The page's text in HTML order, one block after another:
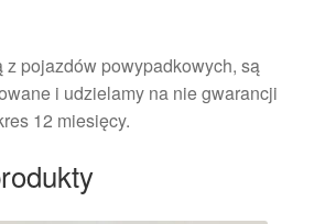
z pojazdów powypadkowych, są
i udzielamy na nie gwarancji
12 miesięcy.